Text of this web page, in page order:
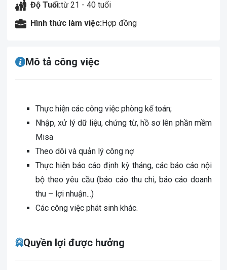
Độ Tuổi:từ 21 - 40 tuổi
Hình thức làm việc:Hợp đồng
Mô tả công việc
Thực hiện các công việc phòng kế toán;
Nhập, xử lý dữ liệu, chứng từ, hồ sơ lên phần mềm
Misa
Theo dõi và quản lý công nợ
Thực hiện báo cáo định kỳ tháng, các báo cáo nội
bộ theo yêu cầu (báo cáo thu chi, báo cáo doanh
thu – lợi nhuận...)
Các công việc phát sinh khác.
Quyền lợi được hưởng